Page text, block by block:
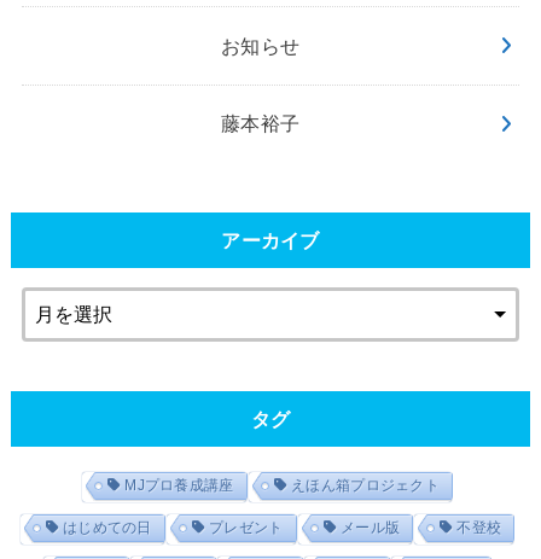
お知らせ
藤本裕子
アーカイブ
タグ
MJプロ養成講座 えほん箱プロジェクト
はじめての日 プレゼント メール版 不登校